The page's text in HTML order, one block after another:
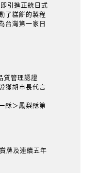
引進正統日式
了糕餅的製程
台灣第一家日
質管理認證
獲胡市長代言
酥＞鳳梨酥第
牌及連續五年